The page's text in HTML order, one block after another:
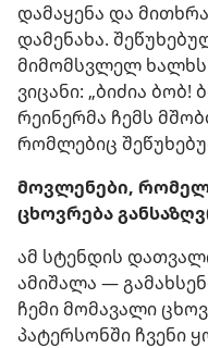
დამაყენა და
დამენახა.
მიმომსვლელ
ვიცანი: „ბიძია ბობ!
რეინერმა ჩემს
რომლებიც
მოვლენები,
ცხოვრება
ამ სტენდის
ამიშალა —
ჩემი მომავალი
პატერსონში ჩვენი